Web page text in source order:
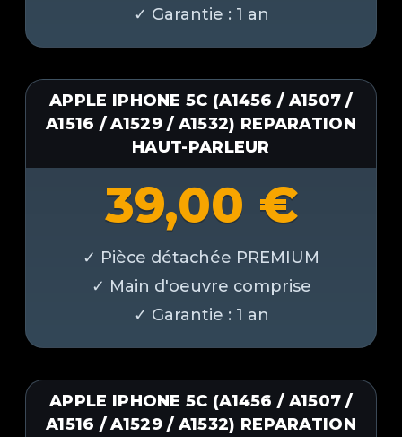
APPLE IPHONE 5C (A1456 / A1507 /
A1516 / A1529 / A1532) REPARATION
HAUT-PARLEUR
39,00 €
APPLE IPHONE 5C (A1456 / A1507 /
A1516 / A1529 / A1532) REPARATION